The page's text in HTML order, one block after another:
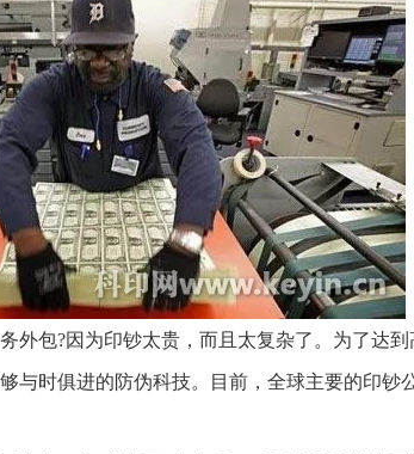
包?因为印钞太贵，而且太复杂了。为了达到
与时俱进的防伪科技。目前，全球主要的印钞